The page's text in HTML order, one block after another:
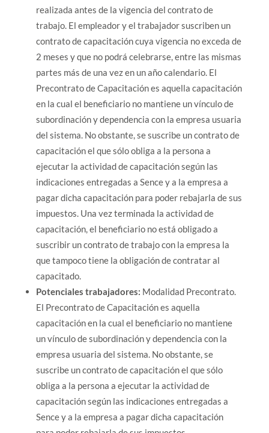
realizada antes de la vigencia del contrato de
trabajo. El empleador y el trabajador suscriben un
contrato de capacitación cuya vigencia no exceda de
2 meses y que no podrá celebrarse, entre las mismas
partes más de una vez en un año calendario. El
Precontrato de Capacitación es aquella capacitación
en la cual el beneficiario no mantiene un vínculo de
subordinación y dependencia con la empresa usuaria
del sistema. No obstante, se suscribe un contrato de
capacitación el que sólo obliga a la persona a
ejecutar la actividad de capacitación según las
indicaciones entregadas a Sence y a la empresa a
pagar dicha capacitación para poder rebajarla de sus
impuestos. Una vez terminada la actividad de
capacitación, el beneficiario no está obligado a
suscribir un contrato de trabajo con la empresa la
que tampoco tiene la obligación de contratar al
capacitado.
Potenciales trabajadores: Modalidad Precontrato.
El Precontrato de Capacitación es aquella
capacitación en la cual el beneficiario no mantiene
un vínculo de subordinación y dependencia con la
empresa usuaria del sistema. No obstante, se
suscribe un contrato de capacitación el que sólo
obliga a la persona a ejecutar la actividad de
capacitación según las indicaciones entregadas a
Sence y a la empresa a pagar dicha capacitación